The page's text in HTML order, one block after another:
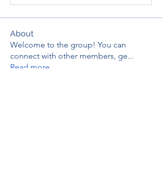
About
Welcome to the group! You can
connect with other members, ge...
Read more